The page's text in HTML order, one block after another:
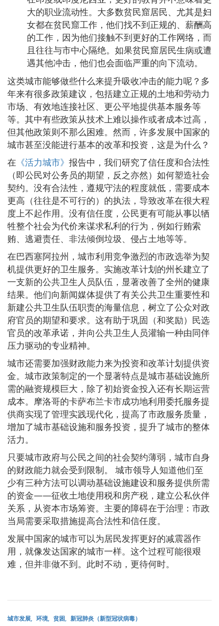
大的职业流动性。大多数贫民窟居民、尤其是妇
女都在贫民窟工作，他们找不到正规的、薪酬高
的工作，因为他们接触不到更好的工作网络，而
且往往与市中心隔绝。如果贫民窟居民生病或遭
遇其他冲击，他们也会面临严重的向下流动。
这类城市能够做些什么来提升吸收冲击的能力呢？多
年来有很多政策建议，包括建立正规的土地和劳动力
市场、有效地连接社区、更公平地提供基本服务等
等。其中有些政策从技术上难以操作或者成本过高，
但其他政策则不那么困难。然而，许多发展中国家的
城市甚至没能进行基本的改革和投资，这是为什么？
在 《活力城市》 报告中，我们研究了信任度和合法性
（即公民对公务员的期望，反之亦然）如何塑造社会
契约。没有合法性，遵规守法的程度就低，需要成本
更高（往往是不可行的）的执法，导致改革在很大程
度上不起作用。没有信任度，公民更有可能从事以牺
牲整个社会为代价来谋求私利的行为，例如行贿索
贿、逃避责任、非法倾倒垃圾、侵占土地等等。
在巴西塞阿拉州，城市利用竞争激烈的市政选举为契
机提供更好的卫生服务。实施改革计划的州长建立了
一支新的公共卫生人员队伍，显著改善了全州的健康
结果。他们向新闻媒体提供了有关公共卫生重要性和
新建公共卫生队伍职责的海量信息，树立了公众对政
府官员的期望和要求。这有助于巩固（和奖励）民选
官员的改革承诺，并向公共卫生人员灌输一种由同伴
压力驱动的专业精神。
城市还需要加强财政能力来为投资和改革计划提供资
金。城市政策制定的一个显著特点是城市基础设施所
需的融资规模巨大，除了初始资金投入还有长期运营
成本。摩洛哥的卡萨布兰卡市成功地利用委托服务提
供商实现了管理实践现代化，提高了市政服务质量，
增加了城市基础设施和服务投资，提升了城市的整体
活力。
只要城市政府与公民之间的社会契约薄弱，城市自身
的财政能力就会受到限制。 城市领导人知道他们至
少有三种方法可以调动基础设施建设和服务提供所需
的资金——征收土地使用税和房产税，建立公私伙伴
关系，从资本市场筹资。主要的障碍在于治理：市政
当局需要采取措施提高合法性和信任度。
发展中国家的城市可以为居民发挥更好的减震器作
用，就像发达国家的城市一样。这个过程可能很艰
难，但并非做不到。此时不动，更待何时。
城市发展 环境 贫困 新冠肺炎（新型冠状病毒）